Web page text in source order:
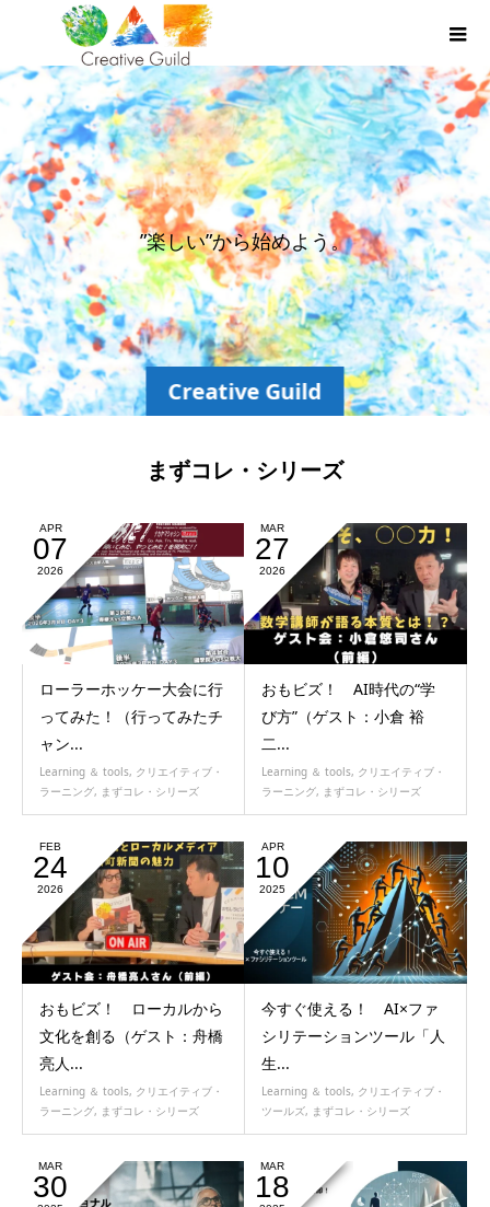
Creative Guild
”楽しい”から始めよう。
まずコレ・シリーズ
APR
07
2026
ローラーホッケー大会に行
ってみた！（行ってみたチ
ャン...
Learning ＆ tools, クリエイティブ・
ラーニング, まずコレ・シリーズ
MAR
27
2026
おもビズ！ AI時代の“学
び方”（ゲスト：小倉 裕
二...
Learning ＆ tools, クリエイティブ・
ラーニング, まずコレ・シリーズ
FEB
24
2026
おもビズ！ ローカルから
文化を創る（ゲスト：舟橋
亮人...
Learning ＆ tools, クリエイティブ・
ラーニング, まずコレ・シリーズ
APR
10
2025
今すぐ使える！ AI×ファ
シリテーションツール「人
生...
Learning ＆ tools, クリエイティブ・
ツールズ, まずコレ・シリーズ
MAR
30
MAR
18